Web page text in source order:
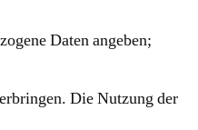
Daten angeben;
Die Nutzung der